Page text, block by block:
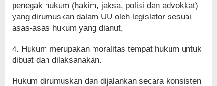
penegak hukum (hakim, jaksa, polisi dan advokkat)
yang dirumuskan dalam UU oleh legislator sesuai
asas-asas hukum yang dianut,
4. Hukum merupakan moralitas tempat hukum untuk
dibuat dan dilaksanakan.
Hukum dirumuskan dan dijalankan secara konsisten